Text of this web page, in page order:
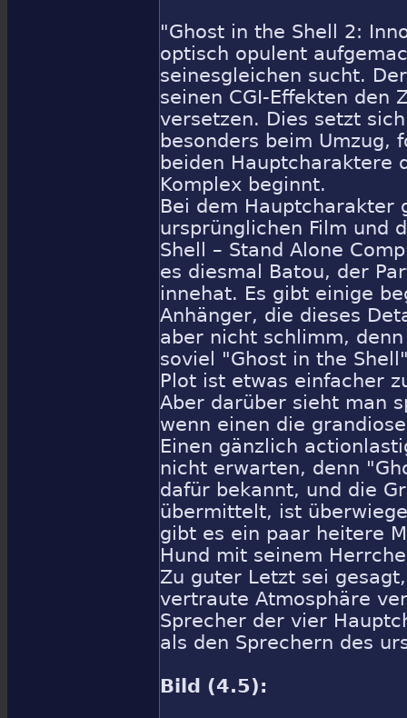
"Ghost in the Shell 2:
optisch opulent
seinesgleichen sucht.
seinen CGI-Effekten den
versetzen. Dies setzt
besonders beim Umzug,
beiden Hauptcharaktere
Komplex beginnt.
Bei dem Hauptcharakter
ursprünglichen Film und
Shell – Stand Alone
es diesmal Batou, der
innehat. Es gibt einige
Anhänger, die dieses
aber nicht schlimm,
soviel "Ghost in the
Plot ist etwas einfacher
Aber darüber sieht man
wenn einen die
Einen gänzlich
nicht erwarten, denn
dafür bekannt, und die
übermittelt, ist
gibt es ein paar heitere
Hund mit seinem
Zu guter Letzt sei
vertraute Atmosphäre
Sprecher der vier
als den Sprechern des
Bild (4.5):